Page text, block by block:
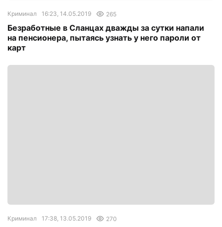
Криминал 16:23, 14.05.2019 265
Безработные в Сланцах дважды за сутки напали
на пенсионера, пытаясь узнать у него пароли от
карт
Криминал 17:38, 13.05.2019 270